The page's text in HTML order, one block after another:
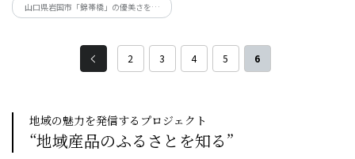
山口県岩国市「錦帯橋」の優美さを求
め、心と心の掛け橋にとの思いを込めた
穏やかでふくよかな木香。口当たりやさ
しく、適度な酸味が米の旨みと甘みを調
2 3 4 5 6
地域の魅力を発信するプロジェクト
“地域産品のふるさとを知る”